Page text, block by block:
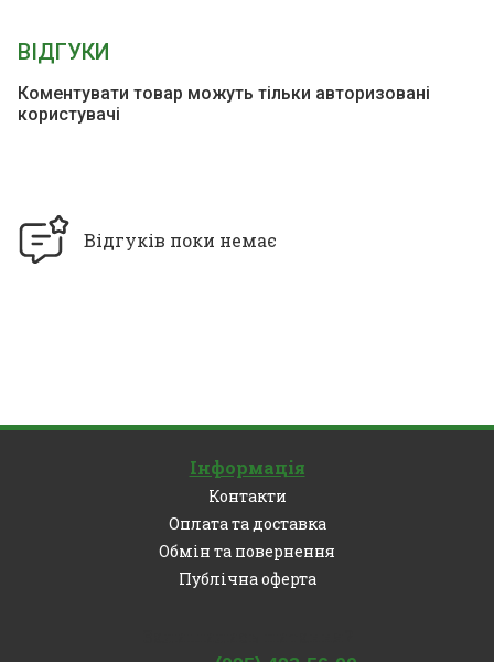
ВІДГУКИ
Коментувати товар можуть тільки авторизовані
користувачі
Відгуків поки немає
Інформація
Контакти
Оплата та доставка
Обмін та повернення
Публічна оферта